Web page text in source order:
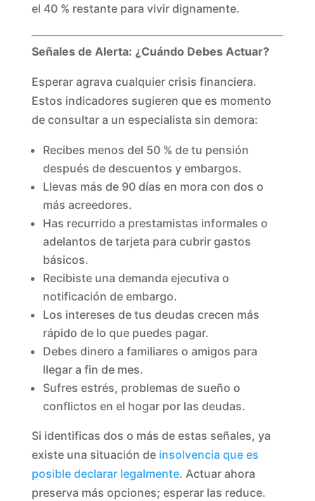
el 40 % restante para vivir dignamente.
Señales de Alerta: ¿Cuándo Debes Actuar?
Esperar agrava cualquier crisis financiera.
Estos indicadores sugieren que es momento
de consultar a un especialista sin demora:
Recibes menos del 50 % de tu pensión
después de descuentos y embargos.
Llevas más de 90 días en mora con dos o
más acreedores.
Has recurrido a prestamistas informales o
adelantos de tarjeta para cubrir gastos
básicos.
Recibiste una demanda ejecutiva o
notificación de embargo.
Los intereses de tus deudas crecen más
rápido de lo que puedes pagar.
Debes dinero a familiares o amigos para
llegar a fin de mes.
Sufres estrés, problemas de sueño o
conflictos en el hogar por las deudas.
Si identificas dos o más de estas señales, ya
existe una situación de insolvencia que es
posible declarar legalmente. Actuar ahora
preserva más opciones; esperar las reduce.